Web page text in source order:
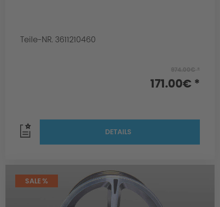
Teile-NR. 3611210460
171.00€ *
DETAILS
SALE %